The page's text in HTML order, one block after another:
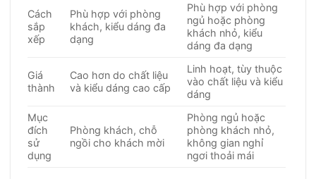
Cách
sắp
xếp
Phù hợp với phòng
khách, kiểu dáng đa
dạng
Phù hợp với phòng
ngủ hoặc phòng
khách nhỏ, kiểu
dáng đa dạng
Giá
thành
Cao hơn do chất liệu
và kiểu dáng cao cấp
Linh hoạt, tùy thuộc
vào chất liệu và kiểu
dáng
Mục
đích
sử
dụng
Phòng khách, chỗ
ngồi cho khách mời
Phòng ngủ hoặc
phòng khách nhỏ,
không gian nghỉ
ngơi thoải mái